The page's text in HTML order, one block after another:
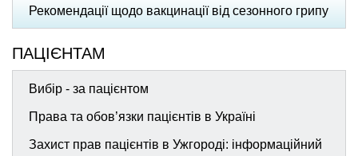
Рекомендації щодо вакцинації від сезонного грипу
ПАЦІЄНТАМ
Вибір - за пацієнтом
Права та обов’язки пацієнтів в Україні
Захист прав пацієнтів в Ужгороді: інформаційний